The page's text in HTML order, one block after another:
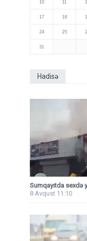
10 11
17 18
24 25
31
Hadisə
Sumqayıtda sexdə
8 Avqust 11:10